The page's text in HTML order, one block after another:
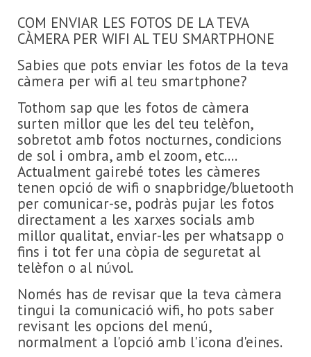
COM ENVIAR LES FOTOS DE LA TEVA
CÀMERA PER WIFI AL TEU SMARTPHONE
Sabies que pots enviar les fotos de la teva
càmera per wifi al teu smartphone?
Tothom sap que les fotos de càmera
surten millor que les del teu telèfon,
sobretot amb fotos nocturnes, condicions
de sol i ombra, amb el zoom, etc....
Actualment gairebé totes les càmeres
tenen opció de wifi o snapbridge/bluetooth
per comunicar-se, podràs pujar les fotos
directament a les xarxes socials amb
millor qualitat, enviar-les per whatsapp o
fins i tot fer una còpia de seguretat al
telèfon o al núvol.
Només has de revisar que la teva càmera
tingui la comunicació wifi, ho pots saber
revisant les opcions del menú,
normalment a l'opció amb l'icona d'eines.